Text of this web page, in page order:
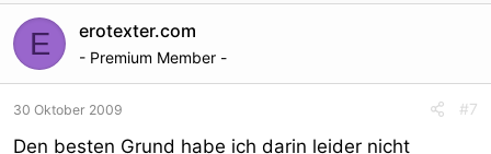
E erotexter.com
- Premium Member -
30 Oktober 2009 #7
Den besten Grund habe ich darin leider nicht